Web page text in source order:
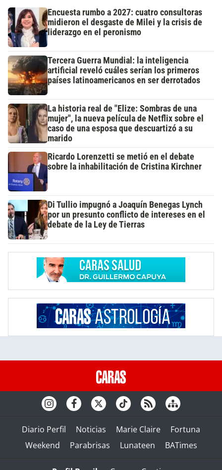
Encuesta rumbo a 2027: cuatro consultoras
midieron el desgaste de Milei y la crisis de
liderazgo en el peronismo
Tercera Guerra Mundial: la inteligencia
artificial reveló cuáles serían los primeros
países latinoamericanos en ser derrotados
La historia real de "Elize: Sombras de una
mujer", la nueva película de Netflix sobre el
caso de una esposa que descuartizó a su
marido
Ricardo Lorenzetti se metió en el debate
sobre la inhabilitación de Cristina Kirchner
Di Tullio impugnó a Joaquín Benegas Lynch
por un presunto conflicto de intereses en el
debate de la Ley de Tierras
Diario Perfil Noticias Marie Claire
Fortuna
Weekend
Parabrisas Lunateen BATimes